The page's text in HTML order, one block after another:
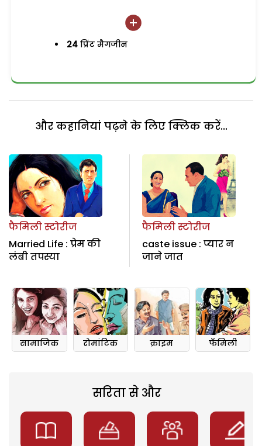
24 प्रिंट मैगजीन
और कहानियां पढ़ने के लिए क्लिक करें...
फैमिली स्टोरीज
Married Life : प्रेम की
लंबी तपस्‍या
फैमिली स्टोरीज
caste issue : प्‍यार न
जाने जात
सामाजिक रोमांटिक क्राइम फॅमिली
सरिता से और